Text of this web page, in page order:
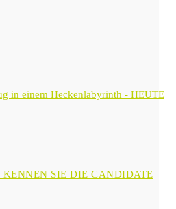
KENNEN SIE DIE CANDIDATE